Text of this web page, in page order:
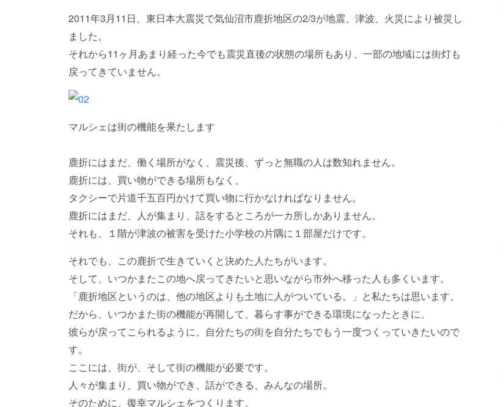
2011年3月11日、東日本大震災で気仙沼市鹿折地区の2/3が地震、津波、火災により被災し
ました。
それから11ヶ月あまり経った今でも震災直後の状態の場所もあり、一部の地域には街灯も
戻ってきていません。
マルシェは街の機能を果たします
鹿折にはまだ、働く場所がなく、震災後、ずっと無職の人は数知れません。
鹿折には、買い物ができる場所もなく、
タクシーで片道千五百円かけて買い物に行かなければなりません。
鹿折にはまだ、人が集まり、話をするところが一カ所しかありません。
それも、１階が津波の被害を受けた小学校の片隅に１部屋だけです。
それでも、この鹿折で生きていくと決めた人たちがいます。
そして、いつかまたこの地へ戻ってきたいと思いながら市外へ移った人も多くいます。
「鹿折地区というのは、他の地区よりも土地に人がついている。」と私たちは思います。
だから、いつかまた街の機能が再開して、暮らす事ができる環境になったときに、
彼らが戻ってこられるように、自分たちの街を自分たちでもう一度つくっていきたいので
す。
ここには、街が、そして街の機能が必要です。
人々が集まり、買い物ができ、話ができる、みんなの場所。
そのために、復幸マルシェをつくります。